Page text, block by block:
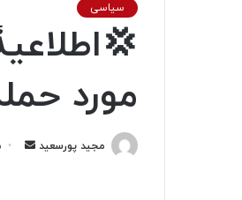
سیاسی
مورد
مجید پورسعید ۵